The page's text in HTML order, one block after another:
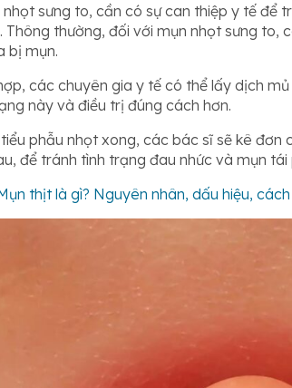
sưng to, cần có sự can thiệp y tế để
Thông thường, đối với mụn nhọt sưng to,
bị mụn.
các chuyên gia y tế có thể lấy dịch
này và điều trị đúng cách hơn.
tiểu phẫu nhọt xong, các bác sĩ sẽ kê đơn
để tránh tình trạng đau nhức và mụn tái
thịt là gì? Nguyên nhân, dấu hiệu,